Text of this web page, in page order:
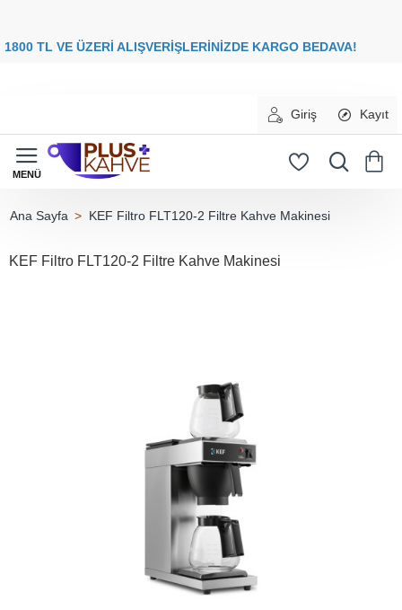
00 TL VE ÜZERİ ALIŞVERİŞLERİNİZDE KARGO
Giriş Kayıt
KEF Filtro FLT120-2 Filtre Kahve Makinesi
KEF Filtro FLT120-2 Filtre Kahve Makinesi